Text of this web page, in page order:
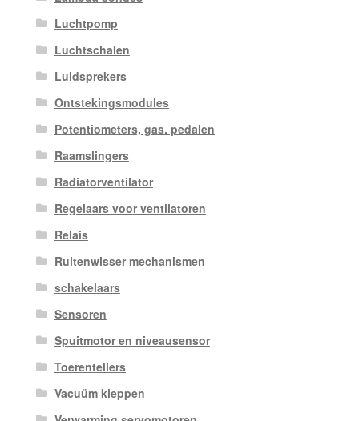
Luchtpomp
Luchtschalen
Luidsprekers
Ontstekingsmodules
Potentiometers, gas. pedalen
Raamslingers
Radiatorventilator
Regelaars voor ventilatoren
Relais
Ruitenwisser mechanismen
schakelaars
Sensoren
Spuitmotor en niveausensor
Toerentellers
Vacuüm kleppen